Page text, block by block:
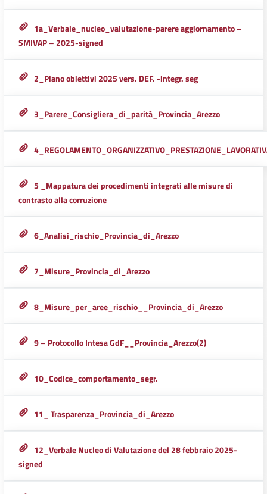
1a_Verbale_nucleo_valutazione-parere aggiornamento –
SMIVAP – 2025-signed
2_Piano obiettivi 2025 vers. DEF. -integr. seg
3_Parere_Consigliera_di_parità_Provincia_Arezzo
5 _Mappatura dei procedimenti integrati alle misure di
contrasto alla corruzione
6_Analisi_rischio_Provincia_di_Arezzo
7_Misure_Provincia_di_Arezzo
8_Misure_per_aree_rischio__Provincia_di_Arezzo
9 – Protocollo Intesa GdF__Provincia_Arezzo(2)
10_Codice_comportamento_segr.
11_ Trasparenza_Provincia_di_Arezzo
12_Verbale Nucleo di Valutazione del 28 febbraio 2025-
signed